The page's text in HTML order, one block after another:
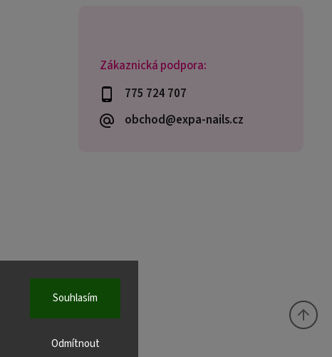
Odmítnout
Souhlasím
Zákaznická podpora:
775 724 707
obchod@expa-nails.cz